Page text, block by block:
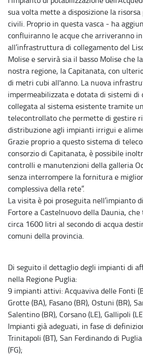
sua volta mette a disposizione la
civili. Proprio in questa vasca - ha
confluiranno le acque che arriveranno
all’infrastruttura di collegamento del
Molise e servirà sia il basso Molise che
nostra regione, la Capitanata, con
di metri cubi all'anno. La nuova
impermeabilizzata e dotata di sistemi di
collegata al sistema esistente tramite
telecontrollato che permette di gestire
distribuzione agli impianti irrigui e
Grazie proprio a questo sistema di
consorzio di Capitanata, è possibile
controlli e manutenzioni della galleria
senza interrompere la fornitura e
complessiva della rete”.
La visita è poi proseguita nell’impianto
Fortore a Castelnuovo della Daunia,
circa 1600 litri al secondo di acqua
comuni della provincia.
Di seguito il dettaglio degli impianti di
nella Regione Puglia:
9 impianti attivi: Acquaviva delle Fonti
Grotte (BA), Fasano (BR), Ostuni (BR),
Salentino (BR), Corsano (LE), Gallipoli
Impianti già adeguati, in fase di
Trinitapoli (BT), San Ferdinando di
(FG);